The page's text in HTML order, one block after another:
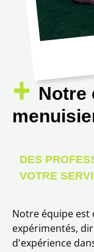
Notre
DES
VOTRE
Notre équipe est
expérimentés,
d'expérience